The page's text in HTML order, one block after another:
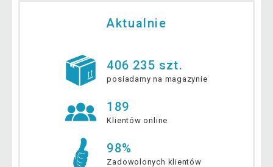
Aktualnie
406 235 szt.
posiadamy na magazynie
189
Klientów online
98%
Zadowolonych klientów